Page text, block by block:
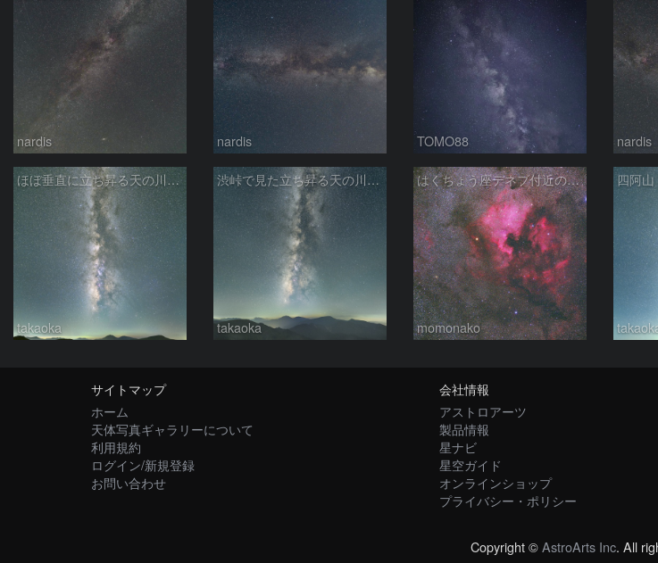
nardis nardis TOMO88 nardis
ほぼ垂直に立ち昇る天の川銀河
takaoka
渋峠で見た立ち昇る天の川銀河
takaoka
はくちょう座デネブ付近の空域 260720
momonako
サイトマップ
ホーム
天体写真ギャラリーについて
利用規約
ログイン/新規登録
お問い合わせ
会社情報
アストロアーツ
製品情報
星ナビ
星空ガイド
オンラインショップ
プライバシー・ポリシー
Copyright ©AstroArts Inc. All